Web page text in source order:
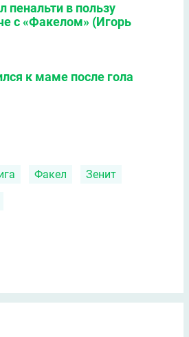
пенальти в пользу
с «Факелом» (Игорь
к маме после гола
Факел Зенит